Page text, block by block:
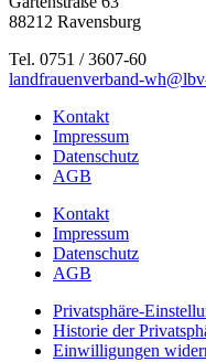
88212 Ravensburg
Tel. 0751 / 3607-60
landfrauenverband-
Kontakt
Impressum
Datenschutz
AGB
Kontakt
Impressum
Datenschutz
AGB
Privatsphäre-
Historie der
Einwilligungen